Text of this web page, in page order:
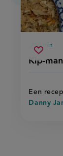
Kip-
60 min
Een
Danny
Sla
recept
kip-
met
rijst